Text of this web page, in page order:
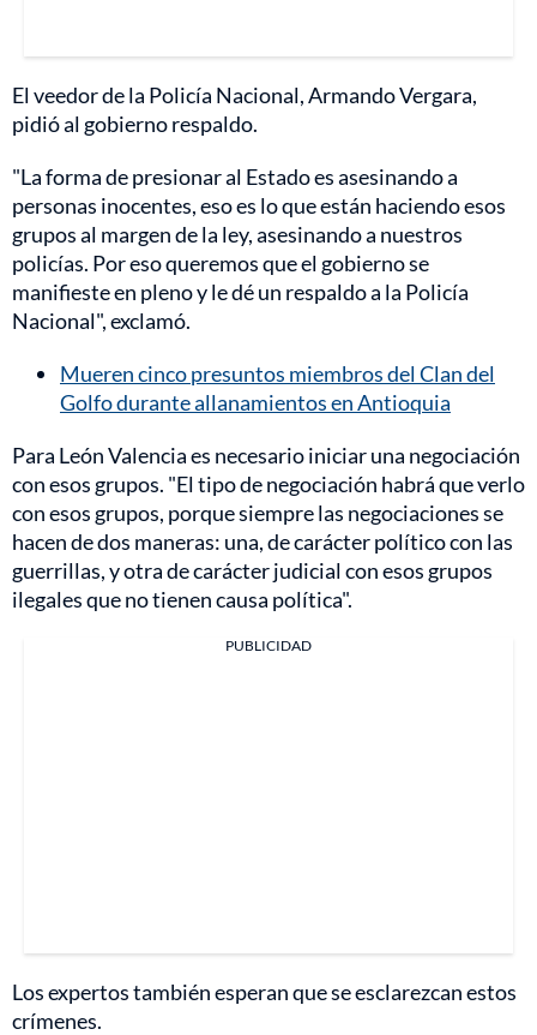
El veedor de la Policía Nacional, Armando Vergara,
pidió al gobierno respaldo.
"La forma de presionar al Estado es asesinando a
personas inocentes, eso es lo que están haciendo esos
grupos al margen de la ley, asesinando a nuestros
policías. Por eso queremos que el gobierno se
manifieste en pleno y le dé un respaldo a la Policía
Nacional", exclamó.
Mueren cinco presuntos miembros del Clan del
Golfo durante allanamientos en Antioquia
Para León Valencia es necesario iniciar una negociación
con esos grupos. "El tipo de negociación habrá que verlo
con esos grupos, porque siempre las negociaciones se
hacen de dos maneras: una, de carácter político con las
guerrillas, y otra de carácter judicial con esos grupos
ilegales que no tienen causa política".
PUBLICIDAD
Los expertos también esperan que se esclarezcan estos
crímenes.